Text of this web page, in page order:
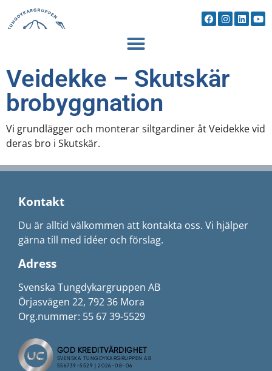
Veidekke – Skutskär
brobyggnation
Vi grundlägger och monterar siltgardiner åt Veidekke vid
deras bro i Skutskär.
Kontakt
Du är alltid välkommen att kontakta oss. Vi hjälper
gärna till med idéer och förslag.
Adress
Svenska Tungdykargruppen AB
Örjasvägen 22, 792 36 Mora
Org.nummer: 55 67 39-5529